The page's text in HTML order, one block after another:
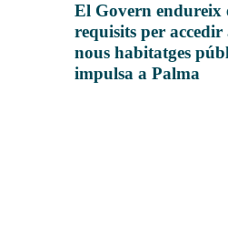
El Govern endureix
requisits per accedir
nous habitatges
impulsa a Palma